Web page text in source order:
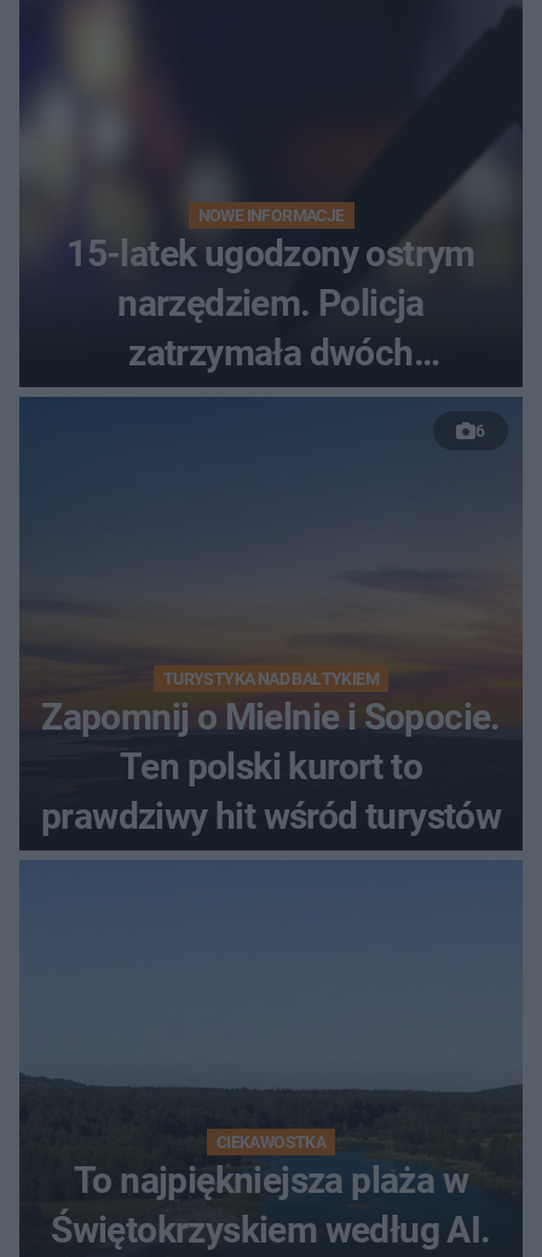
NOWE INFORMACJE
15-latek ugodzony ostrym
narzędziem. Policja
zatrzymała dwóch
nastolatków
6
TURYSTYKA NAD BAŁTYKIEM
Zapomnij o Mielnie i Sopocie.
Ten polski kurort to
prawdziwy hit wśród turystów
CIEKAWOSTKA
To najpiękniejsza plaża w
Świętokrzyskiem według AI.